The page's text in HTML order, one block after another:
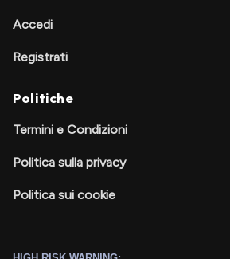
Accedi
Registrati
Politiche
Termini e Condizioni
Politica sulla privacy
Politica sui cookie